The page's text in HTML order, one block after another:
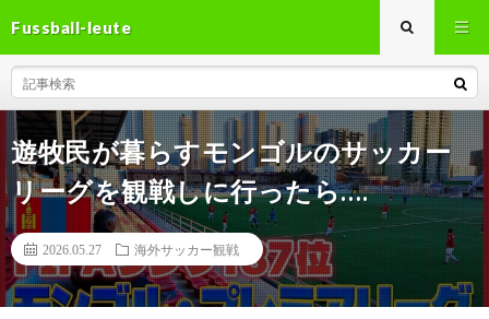
Fussball-leute
遊牧民が暮らすモンゴルのサッカー
リーグを観戦しに行ったら….
2026.05.27 海外サッカー観戦